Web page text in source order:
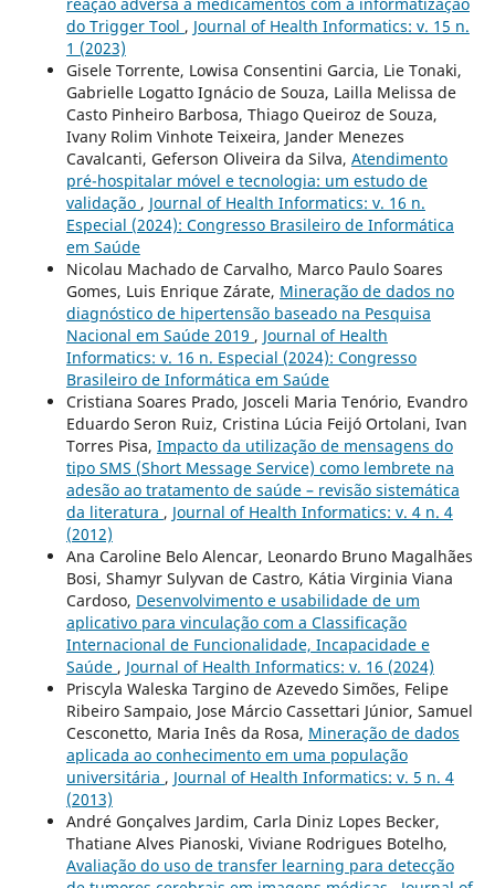
do Trigger Tool , Journal of Health Informatics: v. 15 n.
1 (2023)
Gisele Torrente, Lowisa Consentini Garcia, Lie Tonaki,
Gabrielle Logatto Ignácio de Souza, Lailla Melissa de
Casto Pinheiro Barbosa, Thiago Queiroz de Souza,
Ivany Rolim Vinhote Teixeira, Jander Menezes
Cavalcanti, Geferson Oliveira da Silva, Atendimento
pré-hospitalar móvel e tecnologia: um estudo de
validação , Journal of Health Informatics: v. 16 n.
Especial (2024): Congresso Brasileiro de Informática
em Saúde
Nicolau Machado de Carvalho, Marco Paulo Soares
Gomes, Luis Enrique Zárate, Mineração de dados no
diagnóstico de hipertensão baseado na Pesquisa
Nacional em Saúde 2019 , Journal of Health
Informatics: v. 16 n. Especial (2024): Congresso
Brasileiro de Informática em Saúde
Cristiana Soares Prado, Josceli Maria Tenório, Evandro
Eduardo Seron Ruiz, Cristina Lúcia Feijó Ortolani, Ivan
Torres Pisa, Impacto da utilização de mensagens do
tipo SMS (Short Message Service) como lembrete na
adesão ao tratamento de saúde – revisão sistemática
da literatura , Journal of Health Informatics: v. 4 n. 4
(2012)
Ana Caroline Belo Alencar, Leonardo Bruno Magalhães
Bosi, Shamyr Sulyvan de Castro, Kátia Virginia Viana
Cardoso, Desenvolvimento e usabilidade de um
aplicativo para vinculação com a Classificação
Internacional de Funcionalidade, Incapacidade e
Saúde , Journal of Health Informatics: v. 16 (2024)
Priscyla Waleska Targino de Azevedo Simões, Felipe
Ribeiro Sampaio, Jose Márcio Cassettari Júnior, Samuel
Cesconetto, Maria Inês da Rosa, Mineração de dados
aplicada ao conhecimento em uma população
universitária , Journal of Health Informatics: v. 5 n. 4
(2013)
André Gonçalves Jardim, Carla Diniz Lopes Becker,
Thatiane Alves Pianoski, Viviane Rodrigues Botelho,
Avaliação do uso de transfer learning para detecção